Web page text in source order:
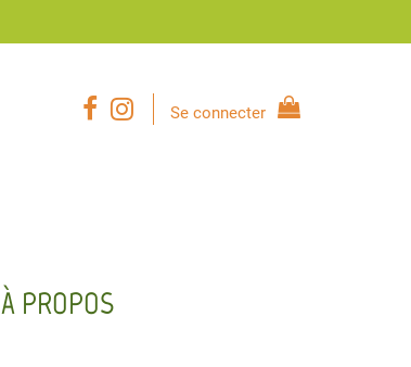
Se connecter
À PROPOS